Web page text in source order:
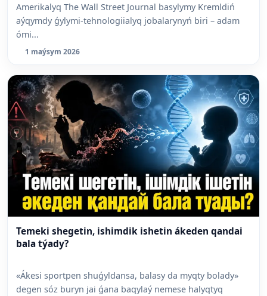
Amerikalyq The Wall Street Journal basylymy Kremldiń
aýqymdy ǵylymi-tehnologiialyq jobalarynyń biri – adam
ómi...
1 maýsym 2026
Temeki shegetin, ishimdik ishetin ákeden qandai
bala týady?
«Ákesi sportpen shuǵyldansa, balasy da myqty bolady»
degen sóz buryn jai ǵana baqylaý nemese halyqtyq